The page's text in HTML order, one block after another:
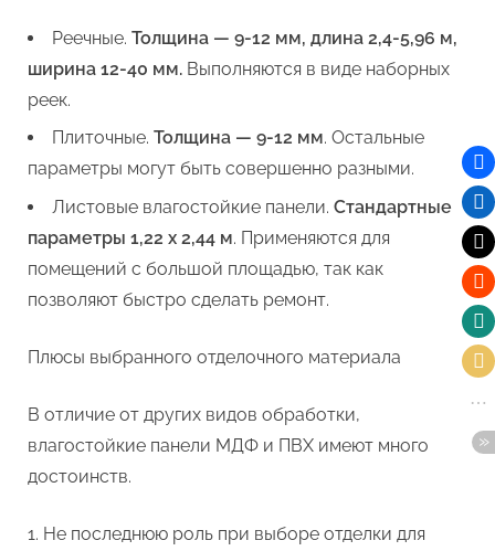
Реечные. Толщина — 9-12 мм, длина 2,4-5,96 м,
ширина 12-40 мм. Выполняются в виде наборных
реек.
Плиточные. Толщина — 9-12 мм. Остальные
параметры могут быть совершенно разными.
Листовые влагостойкие панели. Стандартные
параметры 1,22 х 2,44 м. Применяются для
помещений с большой площадью, так как
позволяют быстро сделать ремонт.
Плюсы выбранного отделочного материала
В отличие от других видов обработки,
влагостойкие панели МДФ и ПВХ имеют много
достоинств.
Не последнюю роль при выборе отделки для